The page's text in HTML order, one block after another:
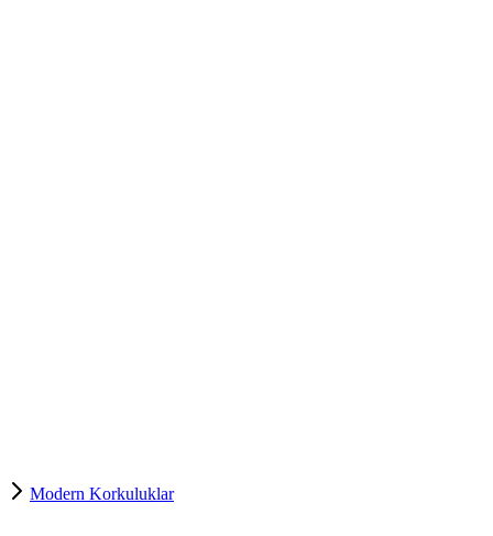
Modern Korkuluklar